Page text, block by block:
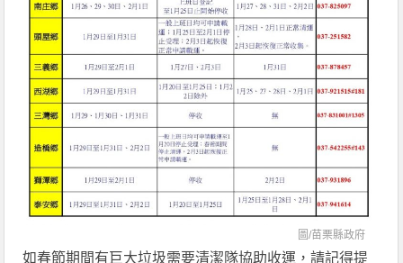
圖/苗栗縣政府
如春節期間有巨大垃圾需要清潔隊協助收運，請記得提